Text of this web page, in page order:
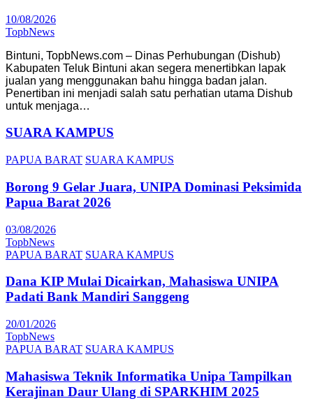
10/08/2026
TopbNews
Bintuni, TopbNews.com – Dinas Perhubungan (Dishub)
Kabupaten Teluk Bintuni akan segera menertibkan lapak
jualan yang menggunakan bahu hingga badan jalan.
Penertiban ini menjadi salah satu perhatian utama Dishub
untuk menjaga…
SUARA KAMPUS
PAPUA BARAT SUARA KAMPUS
Borong 9 Gelar Juara, UNIPA Dominasi Peksimida
Papua Barat 2026
03/08/2026
TopbNews
PAPUA BARAT SUARA KAMPUS
Dana KIP Mulai Dicairkan, Mahasiswa UNIPA
Padati Bank Mandiri Sanggeng
20/01/2026
TopbNews
PAPUA BARAT SUARA KAMPUS
Mahasiswa Teknik Informatika Unipa Tampilkan
Kerajinan Daur Ulang di SPARKHIM 2025